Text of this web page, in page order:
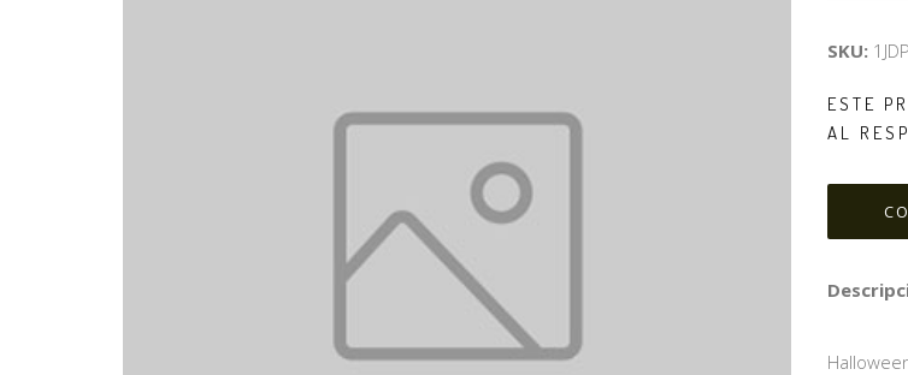
SKU:
ESTE
AL